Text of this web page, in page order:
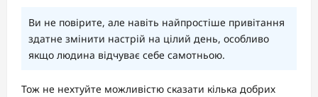
Ви не повірите, але навіть найпростіше привітання
здатне змінити настрій на цілий день, особливо
якщо людина відчуває себе самотньою.
Тож не нехтуйте можливістю сказати кілька добрих